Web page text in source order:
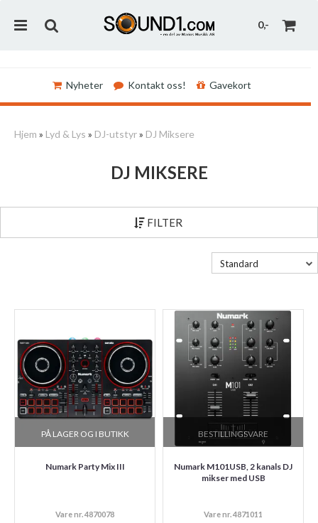
0,-
Nyheter Kontakt oss! Gavekort
Hjem » Lyd & Lys » DJ-utstyr» DJ Miksere
DJ MIKSERE
FILTER
Standard
PÅ LAGER OG I BUTIKK
Numark Party Mix III
Vare nr. 4870078
BESTILLINGSVARE
Numark M101USB, 2 kanals DJ
mikser med USB
Vare nr. 4871011